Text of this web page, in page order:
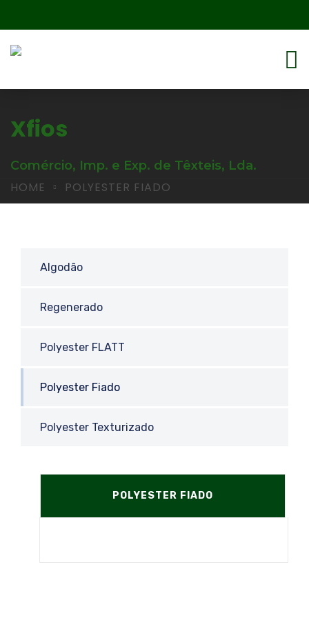
Xfios
Comércio, Imp. e Exp. de Têxteis, Lda.
HOME POLYESTER FIADO
Algodão
Regenerado
Polyester FLATT
Polyester Fiado
Polyester Texturizado
POLYESTER FIADO